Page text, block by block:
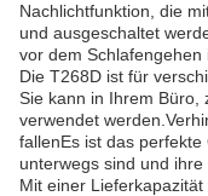
Nachlichtfunktion, die
und ausgeschaltet
vor dem Schlafengehen
Die T268D ist für
Sie kann in Ihrem Büro,
verwendet
fallenEs ist das
unterwegs sind und
Mit einer